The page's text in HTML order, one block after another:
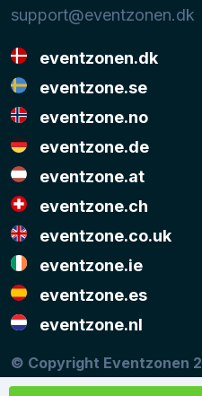
support@eventzonen.dk
eventzonen.dk
eventzone.se
eventzone.no
eventzone.de
eventzone.at
eventzone.ch
eventzone.co.uk
eventzone.ie
eventzone.es
eventzone.nl
© Copyright Eventzonen
Musikken på denne